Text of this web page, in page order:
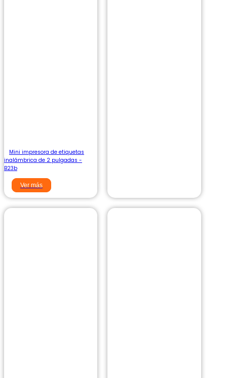
Mini impresora de etiquetas
inalámbrica de 2 pulgadas -
B23b
Ver más